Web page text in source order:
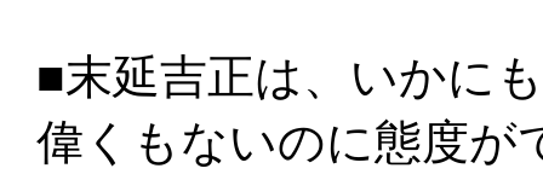
■末延吉正は、いかに
偉くもないのに態度が